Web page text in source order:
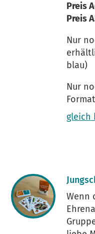
Preis
Preis
Nur
blau)
Nur
gleich
Wenn